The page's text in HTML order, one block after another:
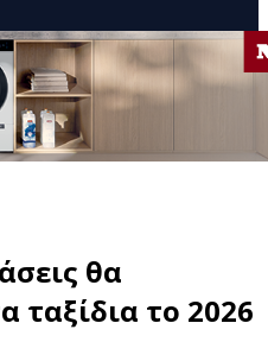
θα
ταξίδια το 2026